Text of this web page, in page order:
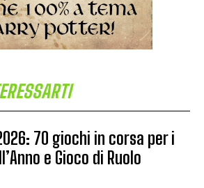
70 giochi in corsa per i
e Gioco di Ruolo